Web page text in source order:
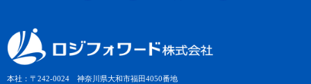
本社：〒242-0024 神奈川県大和市福田4050番地